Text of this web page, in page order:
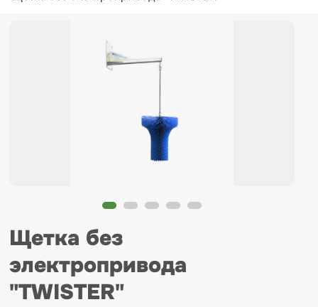
Щетка без
электропривода
"TWISTER"